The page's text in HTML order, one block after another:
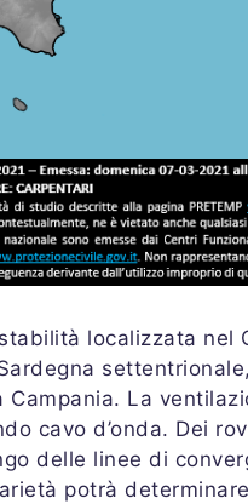
localizzata nel
La
cavo d’onda. Dei
delle linee di
potrà